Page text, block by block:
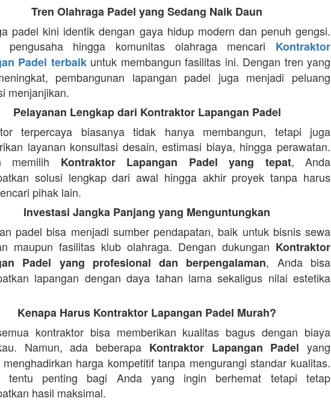
Tren Olahraga Padel yang Sedang Naik Daun
padel kini identik dengan gaya hidup modern dan penuh gengsi.
pengusaha hingga komunitas olahraga mencari Kontraktor
Padel terbaikuntuk membangun fasilitas ini. Dengan tren yang
pembangunan lapangan padel juga menjadi peluang
menjanjikan.
Pelayanan Lengkap dari Kontraktor Lapangan Padel
terpercaya biasanya tidak hanya membangun, tetapi juga
layanan konsultasi desain, estimasi biaya, hingga perawatan.
memilih Kontraktor Lapangan Padel yang tepat, Anda
solusi lengkap dari awal hingga akhir proyek tanpa harus
pihak lain.
Investasi Jangka Panjang yang Menguntungkan
padel bisa menjadi sumber pendapatan, baik untuk bisnis sewa
maupun fasilitas klub olahraga. Dengan dukungan Kontraktor
Padel yang profesional dan berpengalaman, Anda bisa
lapangan dengan daya tahan lama sekaligus nilai estetika
Kenapa Harus Kontraktor Lapangan Padel Murah?
kontraktor bisa memberikan kualitas bagus dengan biaya
Namun, ada beberapa Kontraktor Lapangan Padel yang
menghadirkan harga kompetitif tanpa mengurangi standar kualitas.
tentu penting bagi Anda yang ingin berhemat tetapi tetap
hasil maksimal.